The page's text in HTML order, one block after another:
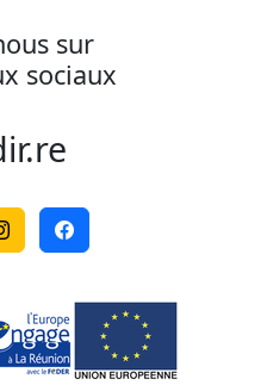
sur
sociaux